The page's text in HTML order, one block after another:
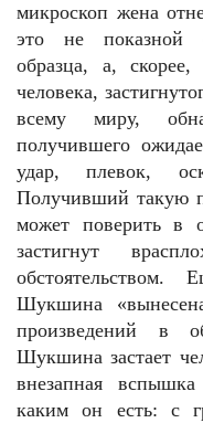
микроскоп жена
это не показной
образца, а,
человека,
всему миру,
получившего
удар, плевок,
Получивший такую
может поверить в
застигнут
Шукшина
произведений в
Шукшина застает
внезапная
каким он есть: с